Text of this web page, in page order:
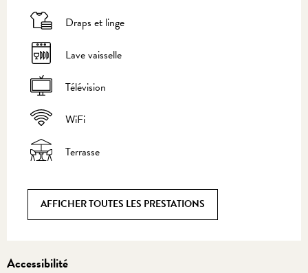
Draps et linge
Lave vaisselle
Télévision
WiFi
Terrasse
AFFICHER TOUTES LES PRESTATIONS
Accessibilité